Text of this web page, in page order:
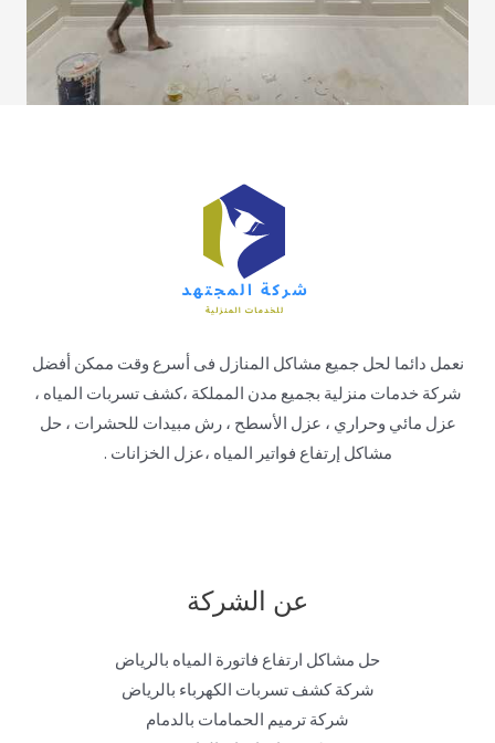
نعمل دائما لحل جميع مشاكل المنازل فى أسرع وقت ممكن أفضل
شركة خدمات منزلية بجميع مدن المملكة ،كشف تسربات المياه ،
عزل مائي وحراري ، عزل الأسطح ، رش مبيدات للحشرات ، حل
مشاكل إرتفاع فواتير المياه ،عزل الخزانات .
عن الشركة
حل مشاكل ارتفاع فاتورة المياه بالرياض
شركة كشف تسربات الكهرباء بالرياض
شركة ترميم الحمامات بالدمام